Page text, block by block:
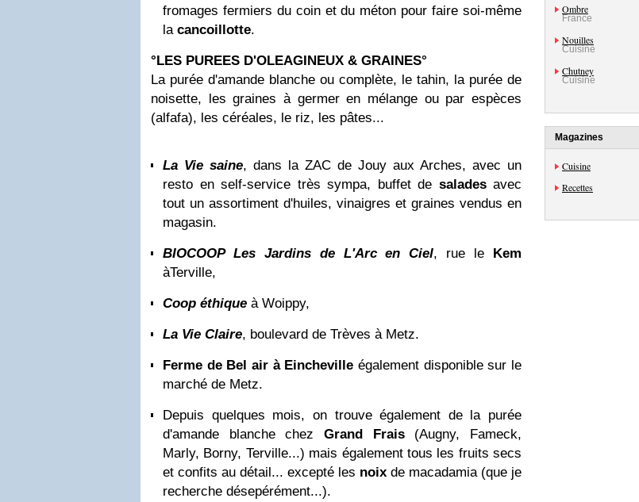
fromages fermiers du coin et du méton pour faire soi-même
la cancoillotte.
°LES PUREES D'OLEAGINEUX & GRAINES°
La purée d'amande blanche ou complète, le tahin, la purée de
noisette, les graines à germer en mélange ou par espèces
(alfafa), les céréales, le riz, les pâtes...
La Vie saine, dans la ZAC de Jouy aux Arches, avec un
resto en self-service très sympa, buffet de saladesavec
tout un assortiment d'huiles, vinaigres et graines vendus en
magasin.
BIOCOOP Les Jardins de L'Arc en Ciel, rue le Kem
àTerville,
Coop éthique à Woippy,
La Vie Claire, boulevard de Trèves à Metz.
Ferme de Bel air à Eincheville également disponible sur le
marché de Metz.
Depuis quelques mois, on trouve également de la purée
d'amande blanche chez Grand Frais(Augny, Fameck,
Marly, Borny, Terville...) mais également tous les fruits secs
et confits au détail... excepté les noix de macadamia (que je
recherche désepérément...).
Ombre
France
Nouilles
Cuisine
Chutney
Cuisine
Magazines
Cuisine
Recettes